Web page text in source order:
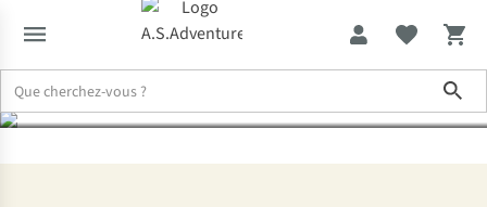
emporter en camp ?